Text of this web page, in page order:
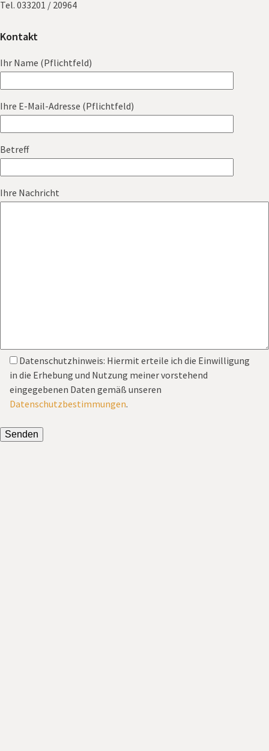
Tel. 033201 / 20964
Kontakt
Ihr Name (Pflichtfeld)
Ihre E-Mail-Adresse (Pflichtfeld)
Betreff
Ihre Nachricht
Datenschutzhinweis: Hiermit erteile ich die Einwilligung
in die Erhebung und Nutzung meiner vorstehend
eingegebenen Daten gemäß unseren
Datenschutzbestimmungen.